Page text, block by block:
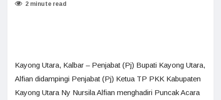
2 minute read
Kayong Utara, Kalbar – Penjabat (Pj) Bupati Kayong Utara,
Alfian didampingi Penjabat (Pj) Ketua TP PKK Kabupaten
Kayong Utara Ny Nursila Alfian menghadiri Puncak Acara